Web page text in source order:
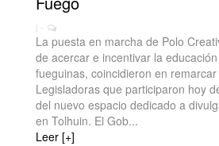
| -
La puesta en marcha de Polo
de acercar e incentivar la
fueguinas, coincidieron en
Legisladoras que participaron hoy
del nuevo espacio dedicado a
en Tolhuin. El Gob...
Leer [+]